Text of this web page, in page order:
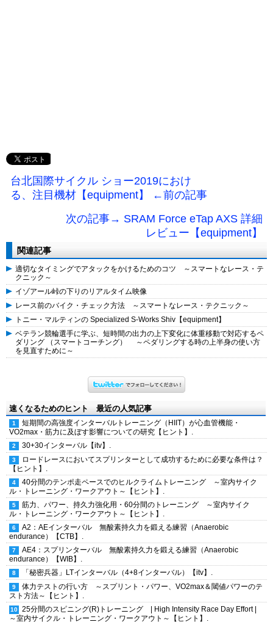
台北国際サイクル ショー2019におけ
る、注目機材【equipment】 ←前の記事
次の記事→ SRAM Force eTap AXS 詳細
レビュー【equipment】
関連記事
適切なタイミングでアタックをかけるためのコツ ～スマートなレース・テ
クニック～
イゾアール峠の下りのリアルタイム映像
レース前のバイク・チェック方法 ～スマートなレース・テクニック～
トニー・マルティンの Specialized S-Works Shiv【equipment】
ベテラン競輪選手に学ぶ、短時間の出力の上下変化に体重移動で対応するペ
ダリング （スマートコーチング） ～ペダリングする時の上半身の使い方
を見直すために～
速くなるためのヒント 最近の人気記事
短期間の高強度インターバルトレーニング（HIIT）が心血管機能・
VO2max・筋力に及ぼす影響についての研究【ヒント】.
30+30インターバル【itv】.
ロードレースにおいてスプリンターとして成功するために必要な条件は？
【ヒント】.
40分間のテンポ走ペースでのヒルクライムトレーニング ～室内サイク
ル・トレーニング・ワークアウト～【ヒント】.
筋力、パワー、持久力強化用・60分間のトレーニング ～室内サイク
ル・トレーニング・ワークアウト～【ヒント】.
A2：AEインターバル 無酸素持久力を鍛える練習（Anaerobic
endurance）【CTB】.
AE4：スプリンターバル 無酸素持久力を鍛える練習（Anaerobic
endurance）【WIB】.
「秘密兵器」LTインターバル（4+8インターバル）【itv】.
体力テストの行い方 ～スプリント・パワー、VO2max＆閾値パワーのテ
スト方法～【ヒント】.
25分間のスピニング(R)トレーニング | High Intensity Race Day Effort |
～室内サイクル・トレーニング・ワークアウト～【ヒント】.